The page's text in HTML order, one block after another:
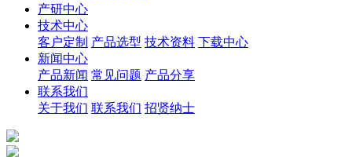
产研中心
技术中心
客户定制 产品选型 技术资料 下载中心
新闻中心
产品新闻 常见问题 产品分享
联系我们
关于我们 联系我们 招贤纳士